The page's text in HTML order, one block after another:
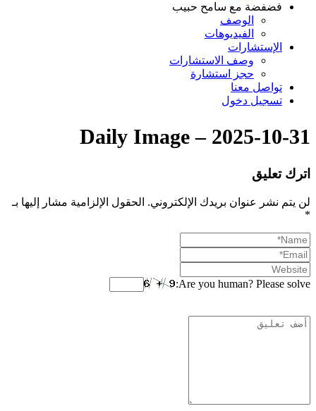
فضفضة مع سامح حبيب
الوصف
الفيديوهات
الإستشارات
وصف الاستشارات
حجز استشارة
تواصل معنا
تسجيل دخول
Daily Image – 2025-10-31
اترك تعليق
لن يتم نشر عنوان بريدك الإلكتروني. الحقول الإلزامية مشار إليها بـ
*
Are you human? Please solve: